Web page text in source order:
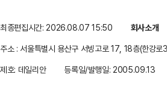
최종편집시간: 2026.08.07 15:50 회사소개
주소 : 서울특별시 용산구 서빙고로 17, 18층(한강로
제호: 데일리안
등록일/발행일: 2005.09.13